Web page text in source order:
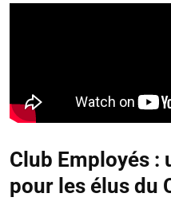
Club Employés
pour les élus du